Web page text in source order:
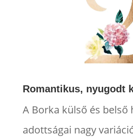
Romantikus, nyugodt
A Borka külső és belső
adottságai nagy